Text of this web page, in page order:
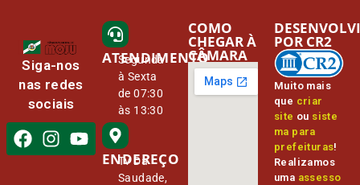
Siga-nos
nas redes
sociais
ATENDIMENTO
Segunda
à Sexta
de 07:30
às 13:30
ENDEREÇO
Tv Da
Saudade,
COMO
CHEGAR À
CÂMARA
Muito mais
que criar
site ou siste
ma para
prefeituras!
Realizamos
uma assesso
POR CR2